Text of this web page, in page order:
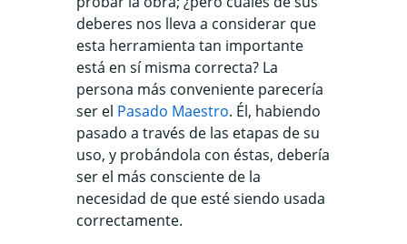
deberes nos lleva a considerar que
esta herramienta tan importante
está en sí misma correcta? La
persona más conveniente parecería
ser el Pasado Maestro. Él, habiendo
pasado a través de las etapas de su
uso, y probándola con éstas, debería
ser el más consciente de la
necesidad de que esté siendo usada
correctamente.